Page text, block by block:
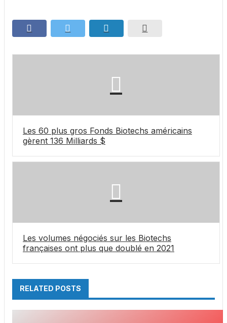
Les 60 plus gros Fonds Biotechs américains
gèrent 136 Milliards $
Les volumes négociés sur les Biotechs
françaises ont plus que doublé en 2021
RELATED POSTS